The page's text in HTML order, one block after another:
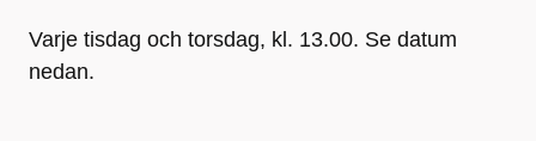
Varje tisdag och torsdag, kl. 13.00. Se datum
nedan.